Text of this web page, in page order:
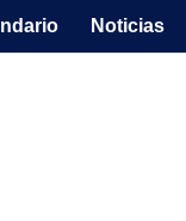
Noticias